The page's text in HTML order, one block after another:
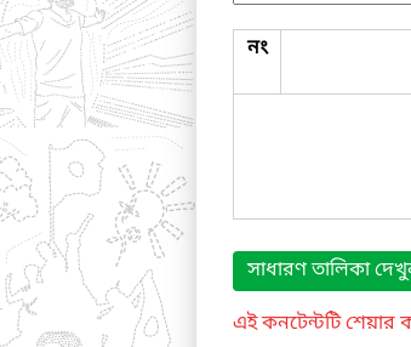
নং
সাধারণ তালিকা
এই কনটেন্টটি